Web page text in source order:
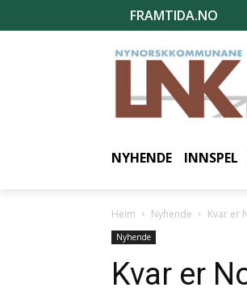
FRAMTIDA.NO
NYHENDE INNSPEL
Heim Nyhende Kvar er
Nyhende
Kvar er